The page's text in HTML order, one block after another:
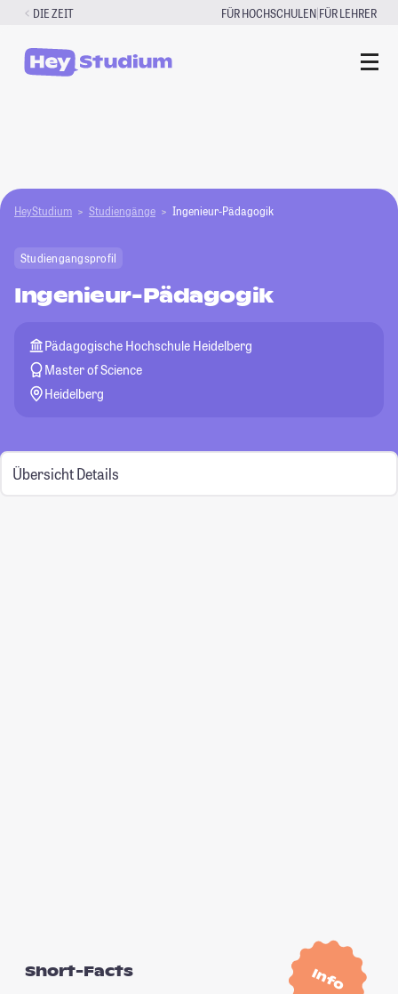
Zum
springen
DIE ZEIT FÜR HOCHSCHULEN|FÜR LEHRER
HeyStudium Studiengänge Ingenieur-Pädagogik
Studiengangsprofil
Ingenieur-Pädagogik
Pädagogische Hochschule Heidelberg
Master of Science
Heidelberg
Übersicht Details
Info
Short-Facts